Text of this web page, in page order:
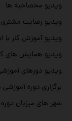
ویدیو محصاحبه ها
ویدیو رضایت مشتری
ویدیو آموزش کار با
ویدیو همایش های
ویدیو دورهای
برگزاری دوره آموزشی
شهر های میزبان دوره